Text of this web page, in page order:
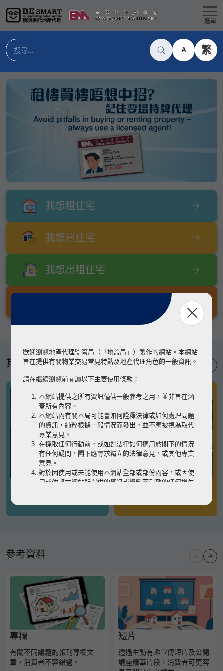
選單
A 繁
我想租住宅
我想買住宅
我想出租住宅
其他專題
有關凶宅
參考資料
專欄
有關不同議題的報刊專欄文
章，消費者不容錯過。
短片
透過生動有趣宣傳短片及公開
講座精華片段，消費者可更容
歡迎瀏覽地產代理監管局（「地監局」）製作的網站。本網站
旨在提供有關物業交易常見特點及地產代理角色的一般資訊。
請在繼續瀏覽前閱讀以下主要使用條款：
本網站提供之所有資訊僅供一般參考之用，並非旨在涵
蓋所有內容。
本網站內有關本局可能會如何詮釋法律或如何處理問題
的資訊，純粹根據一般情況而發出，並不應被視為取代
專業意見。
在採取任何行動前，或如對法律如何適用於閣下的情況
有任何疑問，閣下應尋求獨立的法律意見，或其他專業
意見。
對於因使用或未能使用本網站全部或部份內容，或因使
用或依賴本網站所提供的資訊或資料而引致的任何損失
瀏覽以細閱本網站使用條款的完整版本。如有任